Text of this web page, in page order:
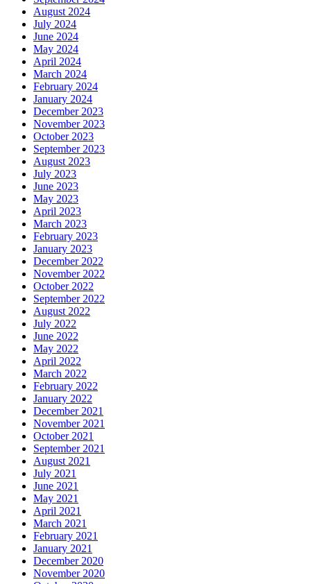
August 2024
July 2024
June 2024
May 2024
April 2024
March 2024
February 2024
January 2024
December 2023
November 2023
October 2023
September 2023
August 2023
July 2023
June 2023
May 2023
April 2023
March 2023
February 2023
January 2023
December 2022
November 2022
October 2022
September 2022
August 2022
July 2022
June 2022
May 2022
April 2022
March 2022
February 2022
January 2022
December 2021
November 2021
October 2021
September 2021
August 2021
July 2021
June 2021
May 2021
April 2021
March 2021
February 2021
January 2021
December 2020
November 2020